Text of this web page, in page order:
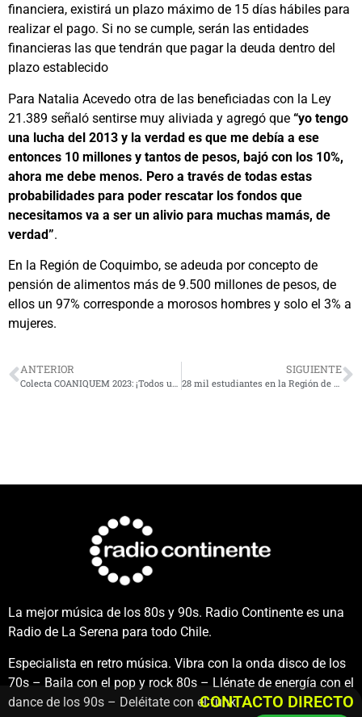
financiera, existirá un plazo máximo de 15 días hábiles para
realizar el pago. Si no se cumple, serán las entidades
financieras las que tendrán que pagar la deuda dentro del
plazo establecido
Para Natalia Acevedo otra de las beneficiadas con la Ley
21.389 señaló sentirse muy aliviada y agregó que “yo tengo
una lucha del 2013 y la verdad es que me debía a ese
entonces 10 millones y tantos de pesos, bajó con los 10%,
ahora me debe menos. Pero a través de todas estas
probabilidades para poder rescatar los fondos que
necesitamos va a ser un alivio para muchas mamás, de
verdad”.
En la Región de Coquimbo, se adeuda por concepto de
pensión de alimentos más de 9.500 millones de pesos, de
ellos un 97% corresponde a morosos hombres y solo el 3% a
mujeres.
ANTERIOR SIGUIENTE
La mejor música de los 80s y 90s. Radio Continente es una
Radio de La Serena para todo Chile.
Especialista en retro música. Vibra con la onda disco de los
70s – Baila con el pop y rock 80s – Llénate de energía con el
dance de los 90s – Deléitate con el funk.CONTACTO DIRECTO